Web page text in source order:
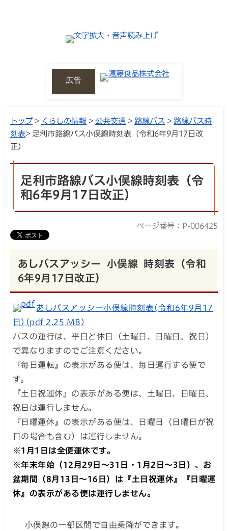
広告
トップ> くらしの情報 > 公共交通 > 路線バス > 路線バス時
刻表> 足利市路線バス小俣線時刻表（令和6年9月17日改
正）
足利市路線バス小俣線時刻表（令
和6年9月17日改正）
ページ番号：P-006425
あしバスアッシー 小俣線 時刻表（令和
6年9月17日改正）
あしバスアッシー小俣線時刻表(令和6年9月17
日)(pdf 2.25 MB)
バスの運行は、平日と休日（土曜日、日曜日、祝日）
で異なりますのでご注意ください。
『毎日運転』の表示がある便は、毎日運行する便で
す。
『土日祝運休』の表示がある便は、土曜日、日曜日、
祝日は運行しません。
『日曜運休』の表示がある便は、日曜日（日曜日が祝
日の場合も含む）は運行しません。
※1月1日は全便運休です。
※年末年始（12月29日～31日・1月2日～3日）、お
盆期間（8月13日～16日）は『土日祝運休』『日曜運
休』の表示がある便は運行しません。
小俣線の一部区間で自由乗降ができます。